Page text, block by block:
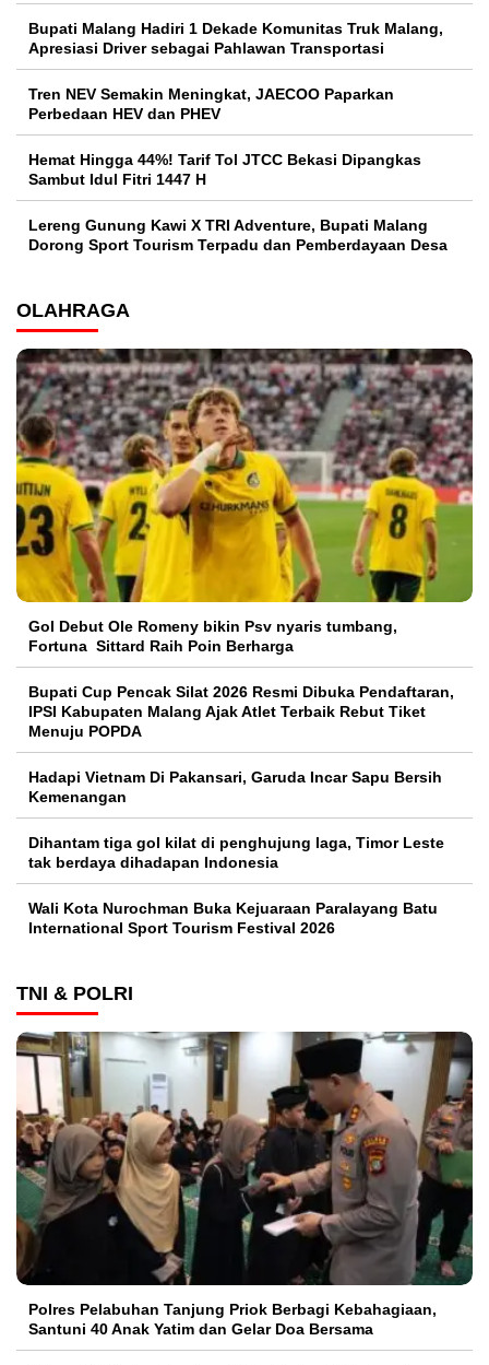
Bupati Malang Hadiri 1 Dekade Komunitas Truk Malang,
Apresiasi Driver sebagai Pahlawan Transportasi
Tren NEV Semakin Meningkat, JAECOO Paparkan
Perbedaan HEV dan PHEV
Hemat Hingga 44%! Tarif Tol JTCC Bekasi Dipangkas
Sambut Idul Fitri 1447 H
Lereng Gunung Kawi X TRI Adventure, Bupati Malang
Dorong Sport Tourism Terpadu dan Pemberdayaan Desa
OLAHRAGA
Gol Debut Ole Romeny bikin Psv nyaris tumbang,
Fortuna Sittard Raih Poin Berharga
Bupati Cup Pencak Silat 2026 Resmi Dibuka Pendaftaran,
IPSI Kabupaten Malang Ajak Atlet Terbaik Rebut Tiket
Menuju POPDA
Hadapi Vietnam Di Pakansari, Garuda Incar Sapu Bersih
Kemenangan
Dihantam tiga gol kilat di penghujung laga, Timor Leste
tak berdaya dihadapan Indonesia
Wali Kota Nurochman Buka Kejuaraan Paralayang Batu
International Sport Tourism Festival 2026
TNI & POLRI
Polres Pelabuhan Tanjung Priok Berbagi Kebahagiaan,
Santuni 40 Anak Yatim dan Gelar Doa Bersama